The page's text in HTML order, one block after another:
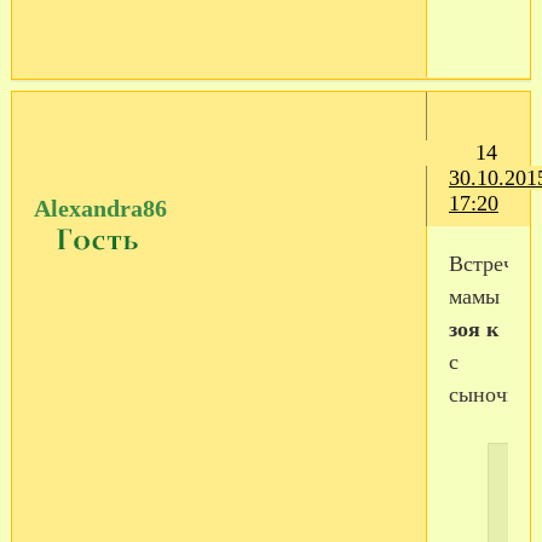
14
17:20
Alexandra86
Встреча
мамы
зоя к
с